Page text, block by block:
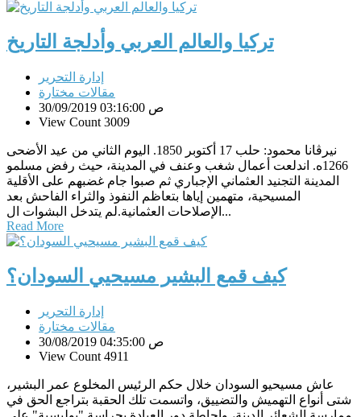
تركيا والعالم العربي وأدلجة التاريخ
إدارة التحرير
مقالات مختارة
30/09/2019 03:16:00 ص
View Count 3009
نيرڤانا محمود: حلب 17 أكتوبر 1850. اليوم الثاني من عيد الأضحى
1266ه. اندلعت أعمال شغب وعنف في المدينة، حيث رفض مسلمو
المدينة التجنيد العثماني الإجباري ثم صبوا جام غضبهم على الأقلية
المسيحية، متهمين إياها بتعاظم النفوذ والثراء الفاحش بعد
الإصلاحات العثمانية.لم يتدخل البشوات ال...
Read More
كيف قمع البشير مسيحيي السودان؟
إدارة التحرير
مقالات مختارة
30/08/2019 04:35:00 ص
View Count 4911
عاش مسيحيو السودان خلال حكم الرئيس المخلوع عمر البشير،
شتى أنواع التهميش والتضييق، واتسمت تلك الحقبة بتراجع الحق في